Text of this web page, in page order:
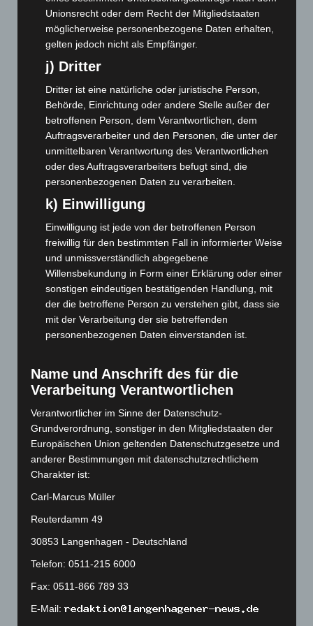
Dezember 2024(89)
November 2024(94)
Oktober 2024(93)
September 2024
August 2024(107)
Juli 2024
(89)
Juni 2024(107)
Mai 2024(149)
(102)
März 2024(103)
Januar 2024(111)
Dezember 2023(130)
November 2023(130)
Oktober 2023(114)
September 2023(133)
August 2023
Juni 2023(142)
Mai 2023
(139)
April 2023(155)
März 2023(174)
Februar 2023(154)
Januar 2023
(140)
Juli 2022 (133)
Unionsrecht oder dem Recht der Mitgliedstaaten
möglicherweise personenbezogene Daten erhalten,
gelten jedoch nicht als Empfänger.
j) Dritter
Dritter ist eine natürliche oder juristische Person,
Behörde, Einrichtung oder andere Stelle außer der
betroffenen Person, dem Verantwortlichen, dem
Auftragsverarbeiter und den Personen, die unter der
unmittelbaren Verantwortung des Verantwortlichen
oder des Auftragsverarbeiters befugt sind, die
personenbezogenen Daten zu verarbeiten.
k) Einwilligung
Einwilligung ist jede von der betroffenen Person
freiwillig für den bestimmten Fall in informierter Weise
und unmissverständlich abgegebene
Willensbekundung in Form einer Erklärung oder einer
sonstigen eindeutigen bestätigenden Handlung, mit
der die betroffene Person zu verstehen gibt, dass sie
mit der Verarbeitung der sie betreffenden
personenbezogenen Daten einverstanden ist.
Name und Anschrift des für die
Verarbeitung Verantwortlichen
Verantwortlicher im Sinne der Datenschutz-
Grundverordnung, sonstiger in den Mitgliedstaaten der
Europäischen Union geltenden Datenschutzgesetze und
anderer Bestimmungen mit datenschutzrechtlichem
Charakter ist:
Carl-Marcus Müller
Reuterdamm 49
30853 Langenhagen - Deutschland
Telefon: 0511-215 6000
Fax: 0511-866 789 33
E-Mail: